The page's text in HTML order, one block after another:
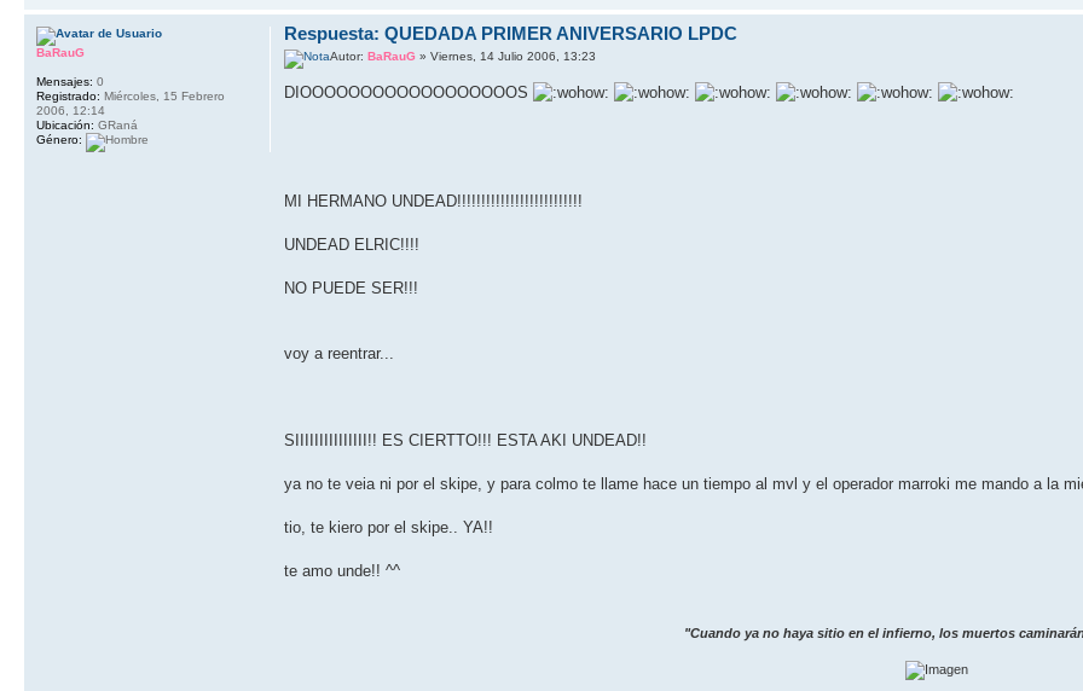
Respuesta: QUEDADA PRIMER ANIVERSARIO LPDC
Autor:BaRauG » Viernes, 14 Julio 2006, 13:23
DIOOOOOOOOOOOOOOOOOOS
MI HERMANO UNDEAD!!!!!!!!!!!!!!!!!!!!!!!!!!
UNDEAD ELRIC!!!!
NO PUEDE SER!!!
voy a reentrar...
SIIIIIIIIIIIIIII!! ES CIERTTO!!! ESTA AKI UNDEAD!!
ya no te veia ni por el skipe, y para colmo te llame hace un tiempo al mvl y el operador marroki me mando a la
tio, te kiero por el skipe.. YA!!
te amo unde!! ^^
"Cuando ya no haya sitio en el infierno, los muertos
BaRauG
Mensajes: 0
Registrado: Miércoles, 15 Febrero
2006, 12:14
Ubicación: GRaná
Género: